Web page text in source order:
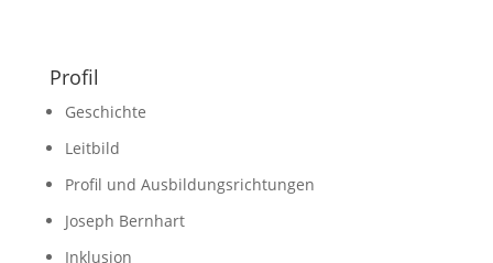
Profil
Geschichte
Leitbild
Profil und Ausbildungsrichtungen
Joseph Bernhart
Inklusion